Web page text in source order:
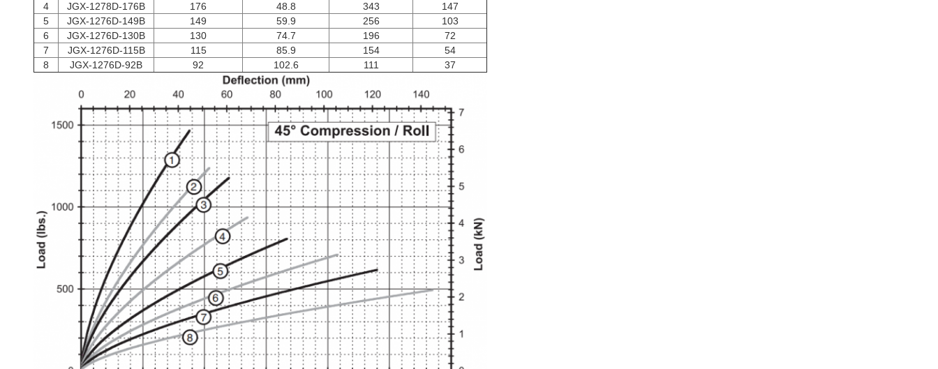
4
JGX-1278D-176B 176 48.8 343
147
5
JGX-1276D-149B 149 59.9 256
103
6
JGX-1276D-130B 130 74.7 196
72
7
JGX-1276D-115B 115 85.9 154
54
8
JGX-1276D-92B 92 102.6 111 37